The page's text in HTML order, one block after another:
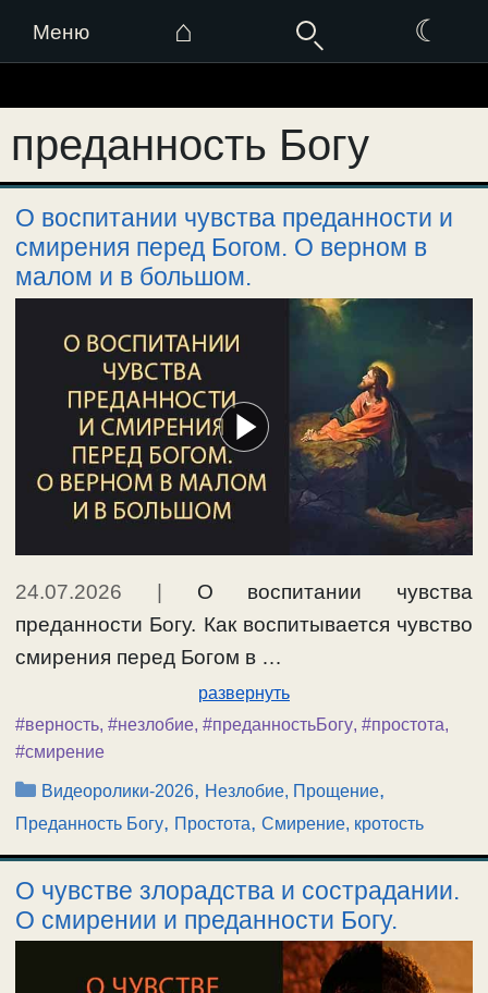
Меню ⌂ ☾
к
содержимому
преданность Богу
О воспитании чувства преданности и
смирения перед Богом. О верном в
малом и в большом.
24.07.2026 | О воспитании чувства
преданности Богу. Как воспитывается чувство
смирения перед Богом в …
развернуть
#верность, #незлобие, #преданностьБогу, #простота,
#смирение
Рубрики
Видеоролики-2026, Незлобие, Прощение,
Преданность Богу, Простота, Смирение, кротость
О чувстве злорадства и сострадании.
О смирении и преданности Богу.